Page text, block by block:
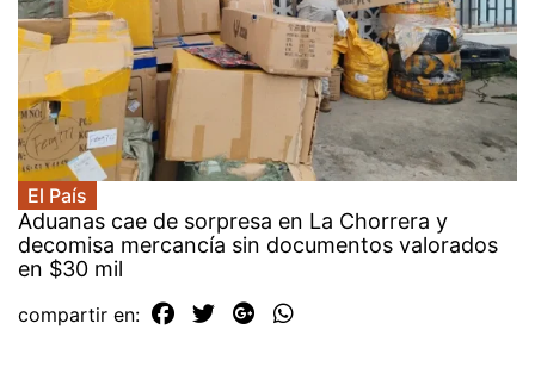
El País
Aduanas cae de sorpresa en La Chorrera y
decomisa mercancía sin documentos valorados
en $30 mil
compartir en: